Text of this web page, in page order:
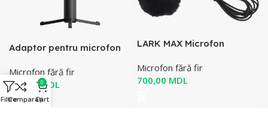
Adaptor pentru microfon
Microfon fără fir
MDL
LARK MAX Microfon
Microfon fără fir
MDL
FiltreComparați
0
Cart